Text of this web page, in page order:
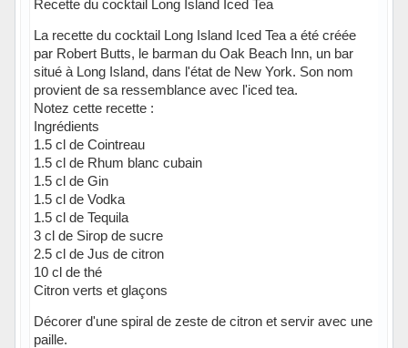
Recette du cocktail Long Island Iced Tea
La recette du cocktail Long Island Iced Tea a été créée
par Robert Butts, le barman du Oak Beach Inn, un bar
situé à Long Island, dans l'état de New York. Son nom
provient de sa ressemblance avec l'iced tea.
Notez cette recette :
Ingrédients
1.5 cl de Cointreau
1.5 cl de Rhum blanc cubain
1.5 cl de Gin
1.5 cl de Vodka
1.5 cl de Tequila
3 cl de Sirop de sucre
2.5 cl de Jus de citron
10 cl de thé
Citron verts et glaçons
Décorer d'une spiral de zeste de citron et servir avec une
paille.